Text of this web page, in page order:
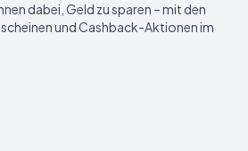
dabei, Geld zu sparen – mit den
und Cashback-Aktionen im